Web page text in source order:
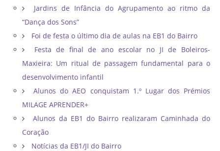
Jardins de Infância do Agrupamento ao ritmo da
“Dança dos Sons”
Foi de festa o último dia de aulas na EB1 do Bairro
Festa de final de ano escolar no JI de Boleiros-
Maxieira: Um ritual de passagem fundamental para o
desenvolvimento infantil
Alunos do AEO conquistam 1.º Lugar dos Prémios
MILAGE APRENDER+
Alunos da EB1 do Bairro realizaram Caminhada do
Coração
Notícias da EB1/JI do Bairro